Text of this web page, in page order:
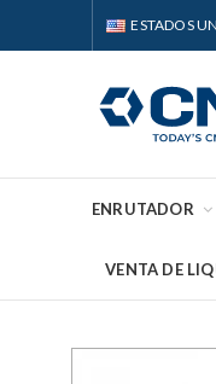
ESTADOS
ENRUTADOR
VENTA DE